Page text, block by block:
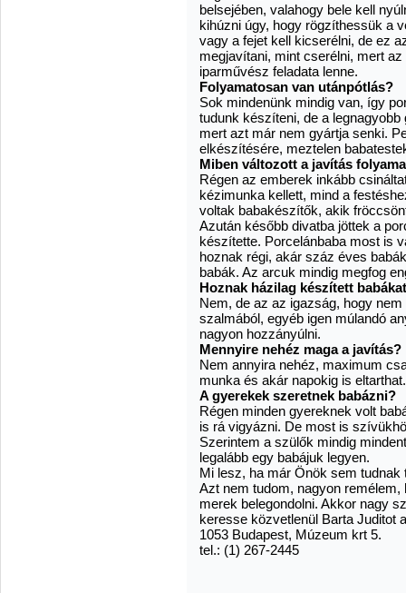
belsejében, valahogy bele kell
kihúzni úgy, hogy rögzíthessük a
vagy a fejet kell kicserélni, de ez
megjavítani, mint cserélni, mert
iparművész feladata lenne.
Folyamatosan van utánpótlás?
Sok mindenünk mindig van, így
tudunk készíteni, de a
mert azt már nem gyártja senki.
elkészítésére, meztelen
Miben változott a javítás
Régen az emberek inkább
kézimunka kellett, mind a
voltak babakészítők, akik
Azután később divatba jöttek a
készítette. Porcelánbaba most is
hoznak régi, akár száz éves
babák. Az arcuk mindig megfog
Hoznak házilag készített
Nem, de az az igazság, hogy
szalmából, egyéb igen múlandó
nagyon hozzányúlni.
Mennyire nehéz maga a javítás?
Nem annyira nehéz, maximum
munka és akár napokig is eltarthat.
A gyerekek szeretnek babázni?
Régen minden gyereknek volt
is rá vigyázni. De most is
Szerintem a szülők mindig
legalább egy babájuk legyen.
Mi lesz, ha már Önök sem
Azt nem tudom, nagyon
merek belegondolni. Akkor nagy
keresse közvetlenül Barta Juditot
1053 Budapest, Múzeum krt 5.
tel.: (1) 267-2445